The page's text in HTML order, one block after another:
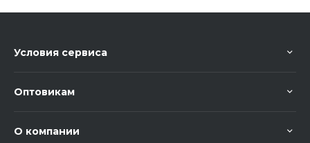
Условия сервиса
Оптовикам
О компании